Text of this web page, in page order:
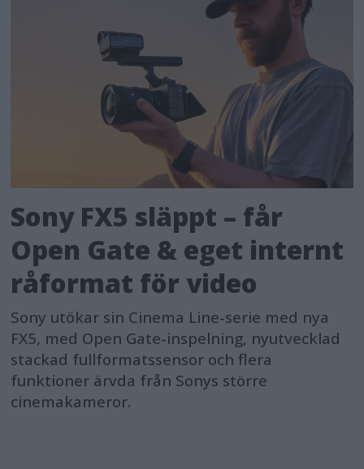
Sony FX5 släppt – får
Open Gate & eget internt
råformat för video
Sony utökar sin Cinema Line-serie med nya
FX5, med Open Gate-inspelning, nyutvecklad
stackad fullformatssensor och flera
funktioner ärvda från Sonys större
cinemakameror.